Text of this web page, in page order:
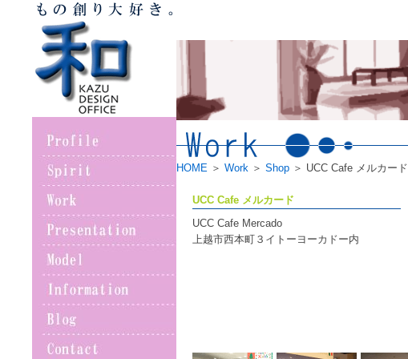
HOME ＞ Work ＞ Shop ＞ UCC Cafe メルカード
UCC Cafe メルカード
UCC Cafe Mercado
上越市西本町３イトーヨーカドー内